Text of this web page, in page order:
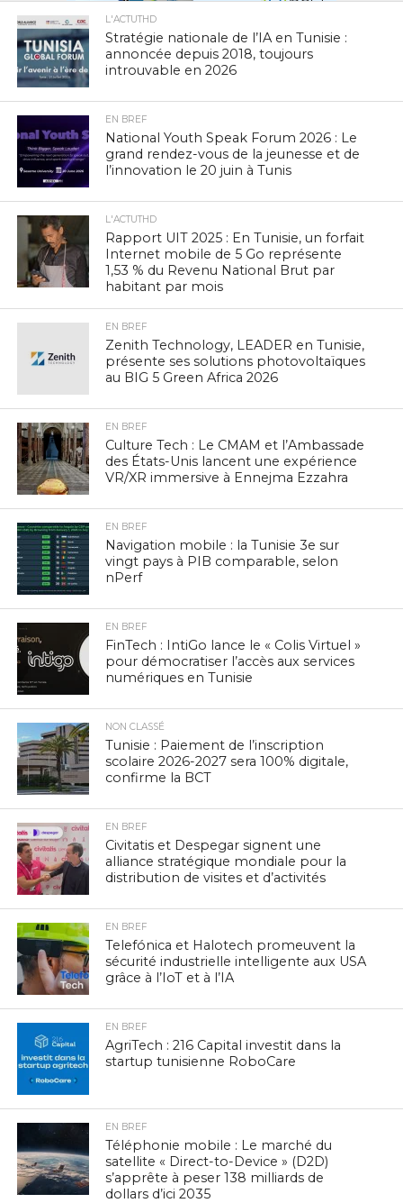
L'ACTUTHD
Stratégie nationale de l’IA en Tunisie :
annoncée depuis 2018, toujours
introuvable en 2026
EN BREF
National Youth Speak Forum 2026 : Le
grand rendez-vous de la jeunesse et de
l’innovation le 20 juin à Tunis
L'ACTUTHD
Rapport UIT 2025 : En Tunisie, un forfait
Internet mobile de 5 Go représente
1,53 % du Revenu National Brut par
habitant par mois
EN BREF
Zenith Technology, LEADER en Tunisie,
présente ses solutions photovoltaïques
au BIG 5 Green Africa 2026
EN BREF
Culture Tech : Le CMAM et l’Ambassade
des États-Unis lancent une expérience
VR/XR immersive à Ennejma Ezzahra
EN BREF
Navigation mobile : la Tunisie 3e sur
vingt pays à PIB comparable, selon
nPerf
EN BREF
FinTech : IntiGo lance le « Colis Virtuel »
pour démocratiser l’accès aux services
numériques en Tunisie
NON CLASSÉ
Tunisie : Paiement de l’inscription
scolaire 2026-2027 sera 100% digitale,
confirme la BCT
EN BREF
Civitatis et Despegar signent une
alliance stratégique mondiale pour la
distribution de visites et d’activités
EN BREF
Telefónica et Halotech promeuvent la
sécurité industrielle intelligente aux USA
grâce à l’IoT et à l’IA
EN BREF
AgriTech : 216 Capital investit dans la
startup tunisienne RoboCare
EN BREF
Téléphonie mobile : Le marché du
satellite « Direct-to-Device » (D2D)
s’apprête à peser 138 milliards de
dollars d’ici 2035